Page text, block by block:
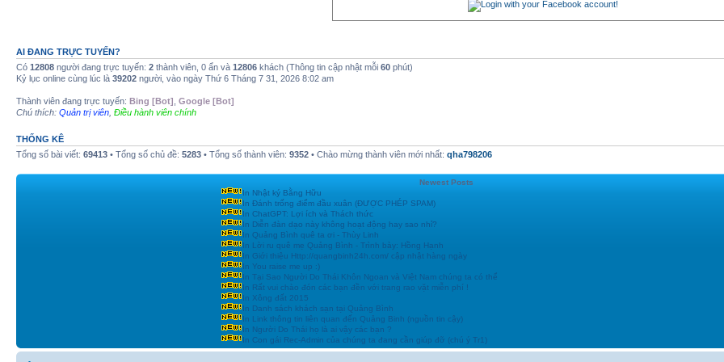
AI ĐANG TRỰC TUYẾN?
Có 12808 người đang trực tuyến: 2 thành viên, 0 ẩn và 12806 khách (Thông tin cập nhật mỗi 60 phút)
Kỷ lục online cùng lúc là 39202 người, vào ngày Thứ 6 Tháng 7 31, 2026 8:02 am
Thành viên đang trực tuyến: Bing [Bot] Google [Bot]
Chú thích: Quản trị viên Điều hành viên chính
THỐNG KÊ
Tổng số bài viết: 69413 • Tổng số chủ đề: 5283 • Tổng số thành viên: 9352 • Chào mừng thành viên mới nhất: qha798206
Newest Posts
In Nhật ký Bằng Hữu
In Đánh trống điểm đầu xuân (ĐƯỢC PHÉP SPAM)
In ChatGPT: Lợi ích và Thách thức
In Diễn đàn dạo này không hoạt động hay sao nhỉ?
In Quảng Bình quê ta ơi - Thùy Linh
In Lời ru quê mẹ Quảng Bình - Trình bày: Hồng Hạnh
In Giới thiệu Http://quangbinh24h.com/ cập nhật hàng ngày
In You raise me up :)
In Tại Sao Người Do Thái Khôn Ngoan và Việt Nam chúng ta có thể
In Rất vui chào đón các bạn đền với trang rao vặt miễn phí !
In Xông đất 2015
In Danh sách khách sạn tại Quảng Bình
In Link thông tin liên quan đến Quảng Binh (nguồn tin cậy)
In Người Do Thái họ là ai vậy các bạn ?
In Con gái Rec-Admin của chúng ta đang cần giúp đỡ (chú ý Tr1)